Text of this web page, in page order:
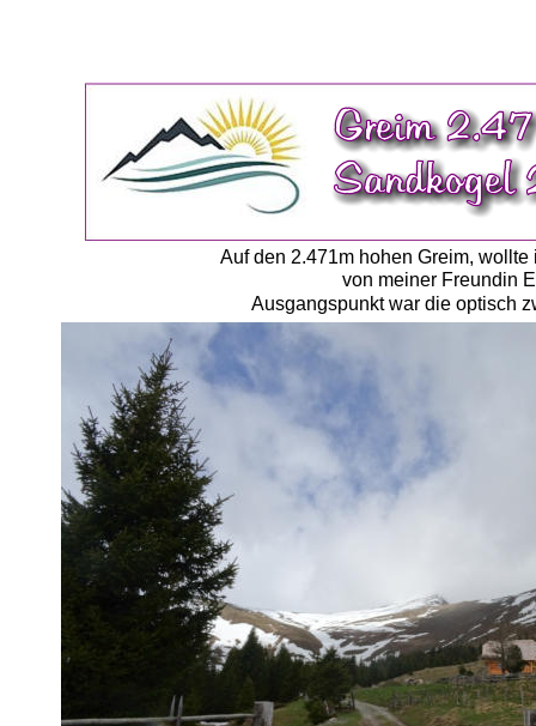
Auf den 2.471m hohen Greim,
von meiner Freundin
Ausgangspunkt war die optisch